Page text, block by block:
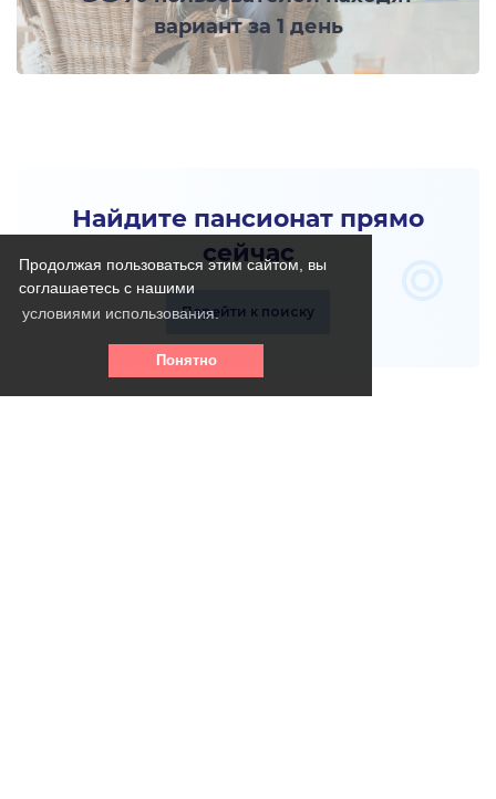
Продолжая пользоваться этим сайтом, вы
соглашаетесь с нашими
условиями использования.
Понятно
вариант за 1 день
Найдите пансионат прямо
сейчас
Перейти к поиску